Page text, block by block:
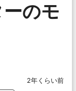
のモ
2年くらい前